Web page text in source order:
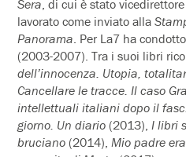
Sera, di cui è stato
lavorato come inviato alla
Panorama. Per La7 ha
(2003-2007). Tra i suoi libri
dell’innocenza. Utopia,
Cancellare le tracce. Il caso
intellettuali italiani dopo il
giorno. Un diario (2013),I libri
bruciano (2014),Mio padre